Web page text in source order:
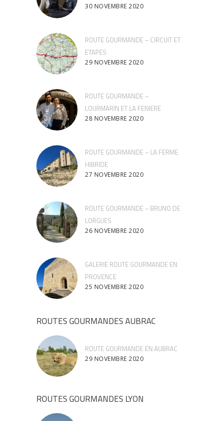
30 NOVEMBRE 2020
ROUTE GOURMANDE – CIRCUIT ET
ETAPES
29 NOVEMBRE 2020
ROUTE GOURMANDE –
LOURMARIN ET LA FENIERE
28 NOVEMBRE 2020
ROUTE GOURMANDE – LA FERME
HIBRIDE
27 NOVEMBRE 2020
ROUTE GOURMANDE – BRUNO DE
LORGUES
26 NOVEMBRE 2020
GALERIE ROUTE GOURMANDE EN
PROVENCE
25 NOVEMBRE 2020
ROUTES GOURMANDES AUBRAC
ROUTE GOURMANDE EN AUBRAC
29 NOVEMBRE 2020
ROUTES GOURMANDES LYON